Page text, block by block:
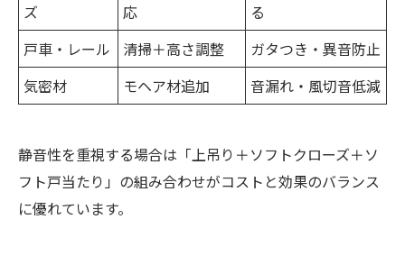
ズ
応
る
戸車・レール
清掃＋高さ調整
ガタつき・異音防止
気密材
モヘア材追加 音漏れ・風切音低減
静音性を重視する場合は「上吊り＋ソフトクローズ＋ソ
フト戸当たり」の組み合わせがコストと効果のバランス
に優れています。